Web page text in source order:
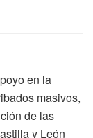
en la
masivos,
de las
y León